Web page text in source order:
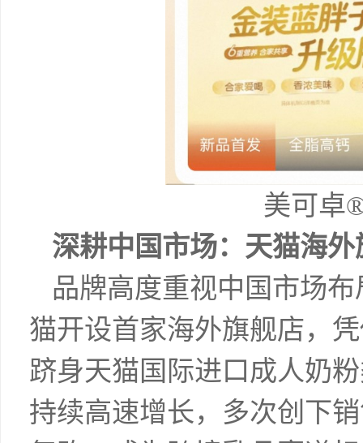
美可卓
深耕中国市场：天猫海
品牌高度重视中国市场
猫开设首家海外旗舰店，
跻身天猫国际进口成人奶
持续高速增长，多次创下